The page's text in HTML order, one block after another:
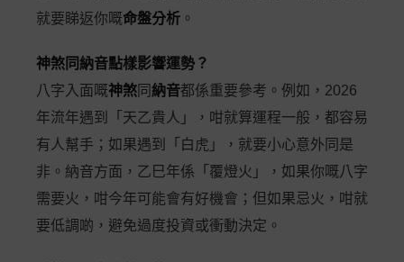
就要睇返你嘅命盤分析 。
神煞同納音點樣影響運勢？
八字入面嘅神煞 同 納音都係重要參考。例如，2026
年流年遇到「天乙貴人」，咁就算運程一般，都容易
有人幫手；如果遇到「白虎」，就要小心意外同是
非。納音方面，乙巳年係「覆燈火」，如果你嘅八字
需要火，咁今年可能會有好機會；但如果忌火，咁就
要低調啲，避免過度投資或衝動決定。